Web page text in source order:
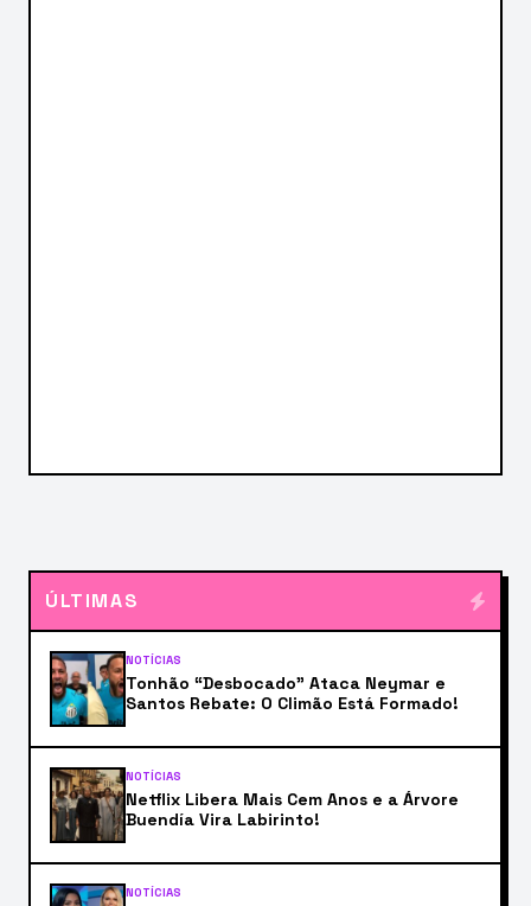
ÚLTIMAS
NOTÍCIAS
Tonhão “Desbocado” Ataca Neymar e
Santos Rebate: O Climão Está Formado!
NOTÍCIAS
Netflix Libera Mais Cem Anos e a Árvore
Buendía Vira Labirinto!
NOTÍCIAS